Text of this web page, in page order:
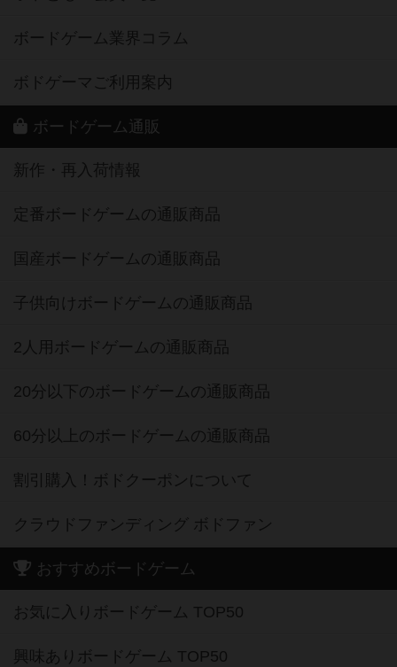
ボードゲーム業界コラム
ボドゲーマご利用案内
ボードゲーム通販
新作・再入荷情報
定番ボードゲームの通販商品
国産ボードゲームの通販商品
子供向けボードゲームの通販商品
2人用ボードゲームの通販商品
20分以下のボードゲームの通販商品
60分以上のボードゲームの通販商品
割引購入！ボドクーポンについて
クラウドファンディング ボドファン
おすすめボードゲーム
お気に入りボードゲーム TOP50
興味ありボードゲーム TOP50